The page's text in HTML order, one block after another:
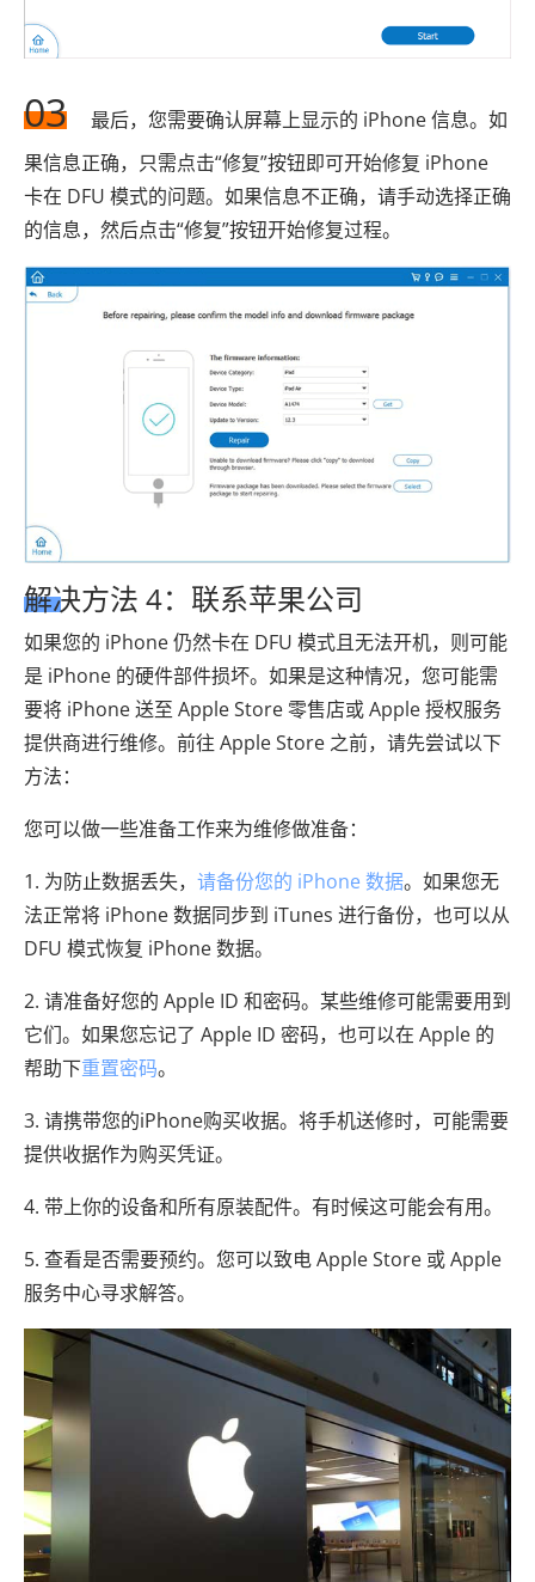
03
最后，您需要确认屏幕上显示的 iPhone 信息。如
果信息正确，只需点击“修复”按钮即可开始修复 iPhone
卡在 DFU 模式的问题。如果信息不正确，请手动选择正确
的信息，然后点击“修复”按钮开始修复过程。
解决方法 4：联系苹果公司
如果您的 iPhone 仍然卡在 DFU 模式且无法开机，则可能
是 iPhone 的硬件部件损坏。如果是这种情况，您可能需
要将 iPhone 送至 Apple Store 零售店或 Apple 授权服务
提供商进行维修。前往 Apple Store 之前，请先尝试以下
方法：
您可以做一些准备工作来为维修做准备：
1. 为防止数据丢失， 请备份您的 iPhone 数据。如果您无
法正常将 iPhone 数据同步到 iTunes 进行备份，也可以从
DFU 模式恢复 iPhone 数据。
2. 请准备好您的 Apple ID 和密码。某些维修可能需要用到
它们。如果您忘记了 Apple ID 密码，也可以在 Apple 的
帮助下重置密码。
3. 请携带您的iPhone购买收据。将手机送修时，可能需要
提供收据作为购买凭证。
4. 带上你的设备和所有原装配件。有时候这可能会有用。
5. 查看是否需要预约。您可以致电 Apple Store 或 Apple
服务中心寻求解答。